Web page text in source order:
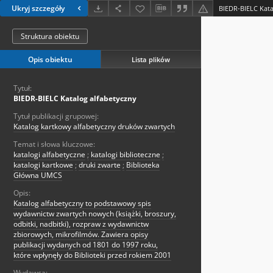
Ukryj szczegóły BIEDR-BIELC
Struktura obiektu
Opis obiektu Lista plików
Tytuł:
BIEDR-BIELC Katalog alfabetyczny
Tytuł publikacji grupowej:
Katalog kartkowy alfabetyczny druków zwartych
Temat i słowa kluczowe:
katalogi alfabetyczne ; katalogi biblioteczne ;
katalogi kartkowe ; druki zwarte ; Biblioteka
Główna UMCS
Opis:
Katalog alfabetyczny to podstawowy spis
wydawnictw zwartych nowych (książki, broszury,
odbitki, nadbitki), rozpraw z wydawnictw
zbiorowych, mikrofilmów. Zawiera opisy
publikacji wydanych od 1801 do 1997 roku,
które wpłynęły do Biblioteki przed rokiem 2001